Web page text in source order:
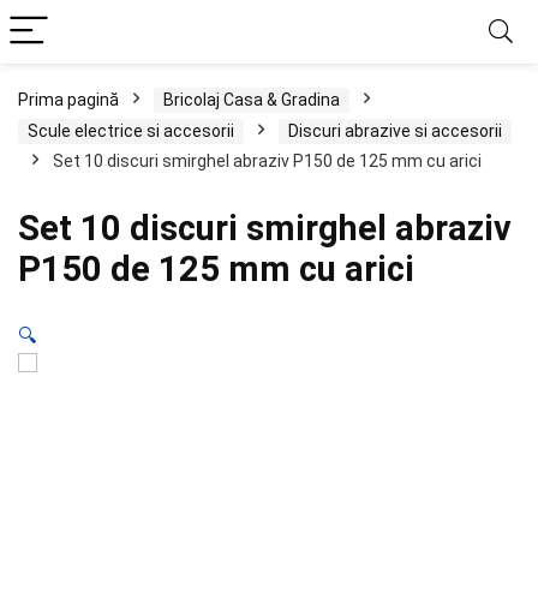
Prima pagină
Bricolaj Casa & Gradina
Scule electrice si accesorii
Discuri abrazive si accesorii
Set 10 discuri smirghel abraziv P150 de 125 mm cu arici
Set 10 discuri smirghel abraziv
P150 de 125 mm cu arici
🔍